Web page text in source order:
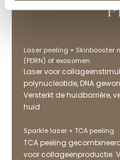
Laser peeling + Skinbooster
(PDRN) of exosomen
Laser voor
polynucleotide, DNA
Versterkt de huidbarrière,
huid
Sparkle laser + TCA peeling
TCA peeling
voor collageenproductie.